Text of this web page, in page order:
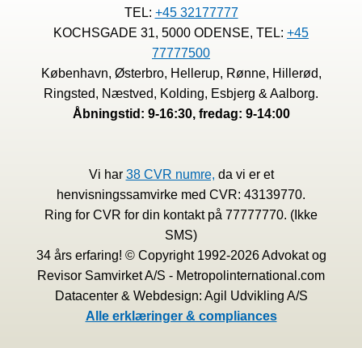
TEL: +45 32177777
KOCHSGADE 31, 5000 ODENSE, TEL: +45
77777500
København, Østerbro, Hellerup, Rønne, Hillerød,
Ringsted, Næstved, Kolding, Esbjerg & Aalborg.
Åbningstid: 9-16:30, fredag: 9-14:00
Vi har 38 CVR numre, da vi er et
henvisningssamvirke med CVR: 43139770.
Ring for CVR for din kontakt på 77777770. (Ikke
SMS)
34 års erfaring! © Copyright 1992-2026 Advokat og
Revisor Samvirket A/S - Metropolinternational.com
Datacenter & Webdesign: Agil Udvikling A/S
Alle erklæringer & compliances